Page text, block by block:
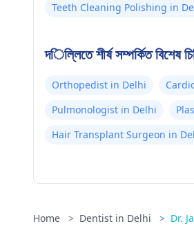
Teeth Cleaning Polishing in
দিল্লিতে শীর্ষ সম্পর্কিত বিশেষ
Orthopedist in Delhi
Pulmonologist in Delhi
Hair Transplant Surgeon in
Home > Dentist in Delhi > Dr.